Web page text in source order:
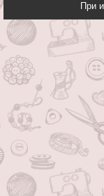
При